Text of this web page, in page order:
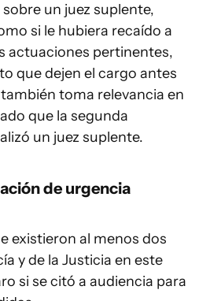
un juez suplente,
si le hubiera recaído a
actuaciones pertinentes,
que dejen el cargo antes
toma relevancia en
que la segunda
un juez suplente.
de urgencia
existieron al menos dos
y de la Justicia en este
si se citó a audiencia para